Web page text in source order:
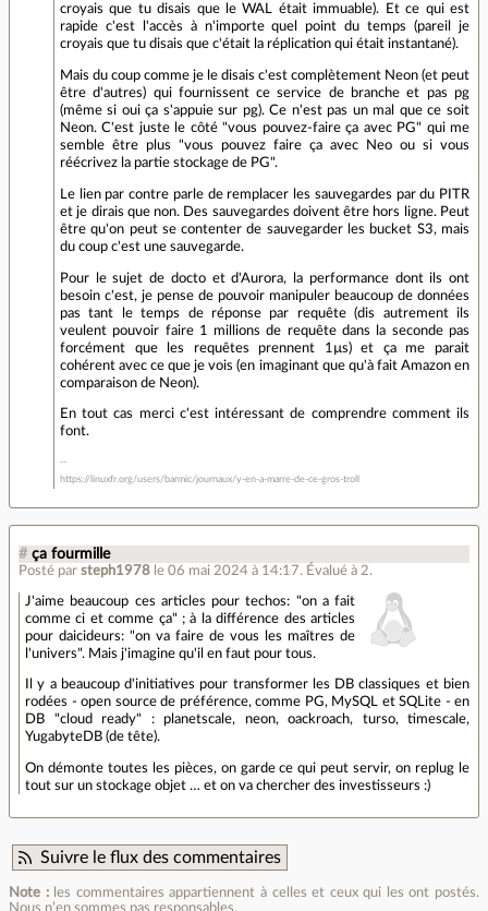
croyais que tu disais que le WAL était immuable). Et ce qui est
rapide c'est l'accès à n'importe quel point du temps (pareil je
croyais que tu disais que c'était la réplication qui était instantané).
Mais du coup comme je le disais c'est complètement Neon (et peut
être d'autres) qui fournissent ce service de branche et pas pg
(même si oui ça s'appuie sur pg). Ce n'est pas un mal que ce soit
Neon. C'est juste le côté "vous pouvez-faire ça avec PG" qui me
semble être plus "vous pouvez faire ça avec Neo ou si vous
réécrivez la partie stockage de PG".
Le lien par contre parle de remplacer les sauvegardes par du PITR
et je dirais que non. Des sauvegardes doivent être hors ligne. Peut
être qu'on peut se contenter de sauvegarder les bucket S3, mais
du coup c'est une sauvegarde.
Pour le sujet de docto et d'Aurora, la performance dont ils ont
besoin c'est, je pense de pouvoir manipuler beaucoup de données
pas tant le temps de réponse par requête (dis autrement ils
veulent pouvoir faire 1 millions de requête dans la seconde pas
forcément que les requêtes prennent 1µs) et ça me parait
cohérent avec ce que je vois (en imaginant que qu'à fait Amazon en
comparaison de Neon).
En tout cas merci c'est intéressant de comprendre comment ils
font.
https://linuxfr.org/users/barmic/journaux/y-en-a-marre-de-ce-gros-troll
# ça fourmille
Posté par steph1978 le 06 mai 2024 à 14:17. Évalué à 2.
J'aime beaucoup ces articles pour techos: "on a fait
comme ci et comme ça" ; à la différence des articles
pour daicideurs: "on va faire de vous les maîtres de
l'univers". Mais j'imagine qu'il en faut pour tous.
Il y a beaucoup d'initiatives pour transformer les DB classiques et bien
rodées - open source de préférence, comme PG, MySQL et SQLite - en
DB "cloud ready" : planetscale, neon, oackroach, turso, timescale,
YugabyteDB (de tête).
On démonte toutes les pièces, on garde ce qui peut servir, on replug le
tout sur un stockage objet … et on va chercher des investisseurs :)
Suivre le flux des commentaires
Note :les commentaires appartiennent à celles et ceux qui les ont postés.
Nous n’en sommes pas responsables.